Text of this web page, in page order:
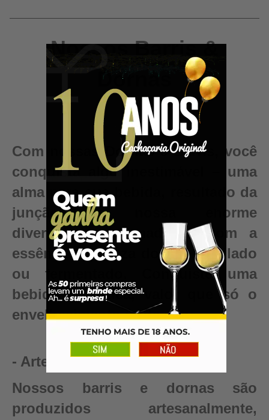
Nossos Barris &
Dornas
Com nossas Dornas e Barris, você
conquista algo inestimável – uma
alma para sua bebida, resultado da
junção da nossa enorme
diversidade de madeiras com a
essência e pureza do seu destilado
ou fermentado. Conquiste uma
bebida autêntica, valor que só o
envelhecimento pode criar.
- Artesanal
Nossos barris e dornas são
produzidos artesanalmente,